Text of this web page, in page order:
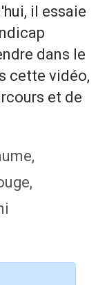
il essaie
dans le
cette vidéo,
et de